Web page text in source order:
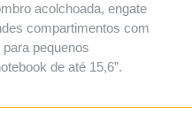
acolchoada, engate
compartimentos com
pequenos
de até 15,6”.